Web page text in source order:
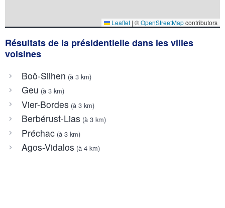
Leaflet | ©OpenStreetMapcontributors
Résultats de la présidentielle dans les villes
voisines
Boô-Silhen (à 3 km)
Geu (à 3 km)
Vier-Bordes (à 3 km)
Berbérust-Lias (à 3 km)
Préchac(à 3 km)
Agos-Vidalos (à 4 km)